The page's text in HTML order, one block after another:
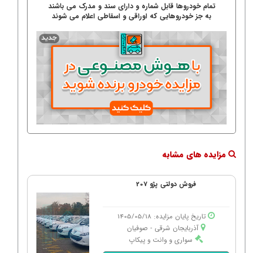
تمام خودروها قابل شماره و دارای سند و مدرک می باشند
به جز خودروهایی که اوراقی و اسقاطی اعلام می شوند
مزایده های مشابه
فروش دولتی پژو 207
تاریخ پایان مزایده: 1405/05/18
آذربایجان شرقی - صوفیان
سواری و وانت و پیکاپ